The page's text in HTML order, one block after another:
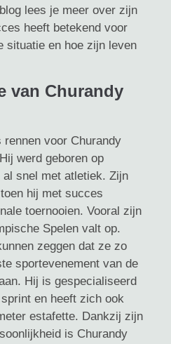
lees je meer over zijn
heeft betekend voor
situatie en hoe zijn leven
van Churandy
voor Churandy
werd geboren op
al snel met atletiek. Zijn
hij met succes
toernooien. Vooral zijn
Spelen valt op.
zeggen dat ze zo
sportevenement van de
Hij is gespecialiseerd
en heeft zich ook
estafette. Dankzij zijn
is Churandy